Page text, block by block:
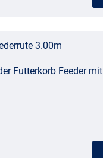
3.00m
Futterkorb Feeder mit